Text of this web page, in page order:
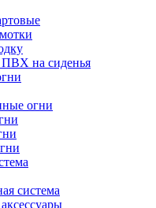
на сиденья
огни
система